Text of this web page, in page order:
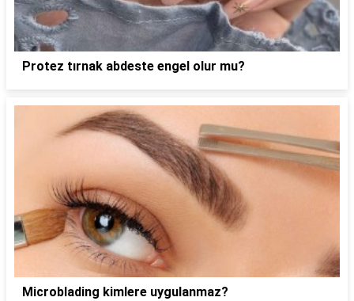
Protez tırnak abdeste engel olur mu?
Microblading kimlere uygulanmaz?